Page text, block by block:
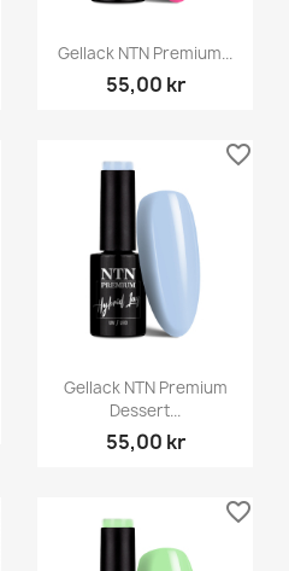
Gellack NTN Premium...
55,00 kr
Gellack NTN Premium
Dessert...
55,00 kr
favorite_border
favorite_border